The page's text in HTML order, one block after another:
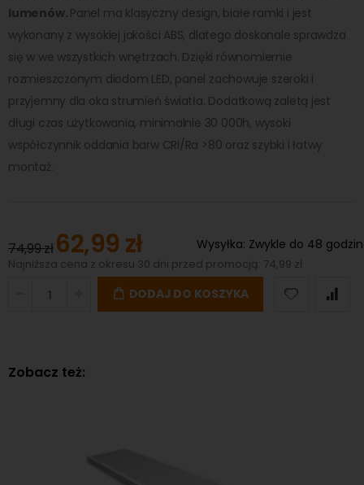
lumenów. Panel ma klasyczny design, białe ramki i jest
wykonany z wysokiej jakości ABS, dlatego doskonale sprawdza
się w we wszystkich wnętrzach. Dzięki równomiernie
rozmieszczonym diodom LED, panel zachowuje szeroki i
przyjemny dla oka strumień światła. Dodatkową zaletą jest
długi czas użytkowania, minimalnie 30 000h, wysoki
współczynnik oddania barw CRI/Ra >80 oraz szybki i łatwy
montaż.
74,99 zł Special
Price
62,99 zł Wysyłka: Zwykle do 48 godzin
Najniższa cena z okresu 30 dni przed promocją: 74,99 zł
DODAJ DO KOSZYKA
Zobacz też: